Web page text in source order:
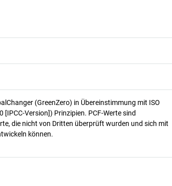
(GreenZero) in Übereinstimmung mit ISO
Version]) Prinzipien. PCF-Werte sind
die nicht von Dritten überprüft wurden und sich mit
können.